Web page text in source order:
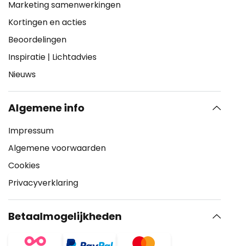
Marketing samenwerkingen
Kortingen en acties
Beoordelingen
Inspiratie | Lichtadvies
Nieuws
Algemene info
Impressum
Algemene voorwaarden
Cookies
Privacyverklaring
Betaalmogelijkheden